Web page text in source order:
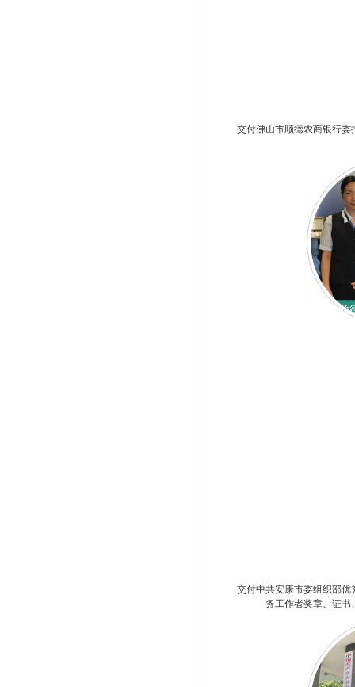
交付佛山市顺德农商银行
顺
交付中共安康市委组织部
务工作者奖章、证书